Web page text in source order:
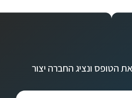
הטופס ונציג החברה יצור